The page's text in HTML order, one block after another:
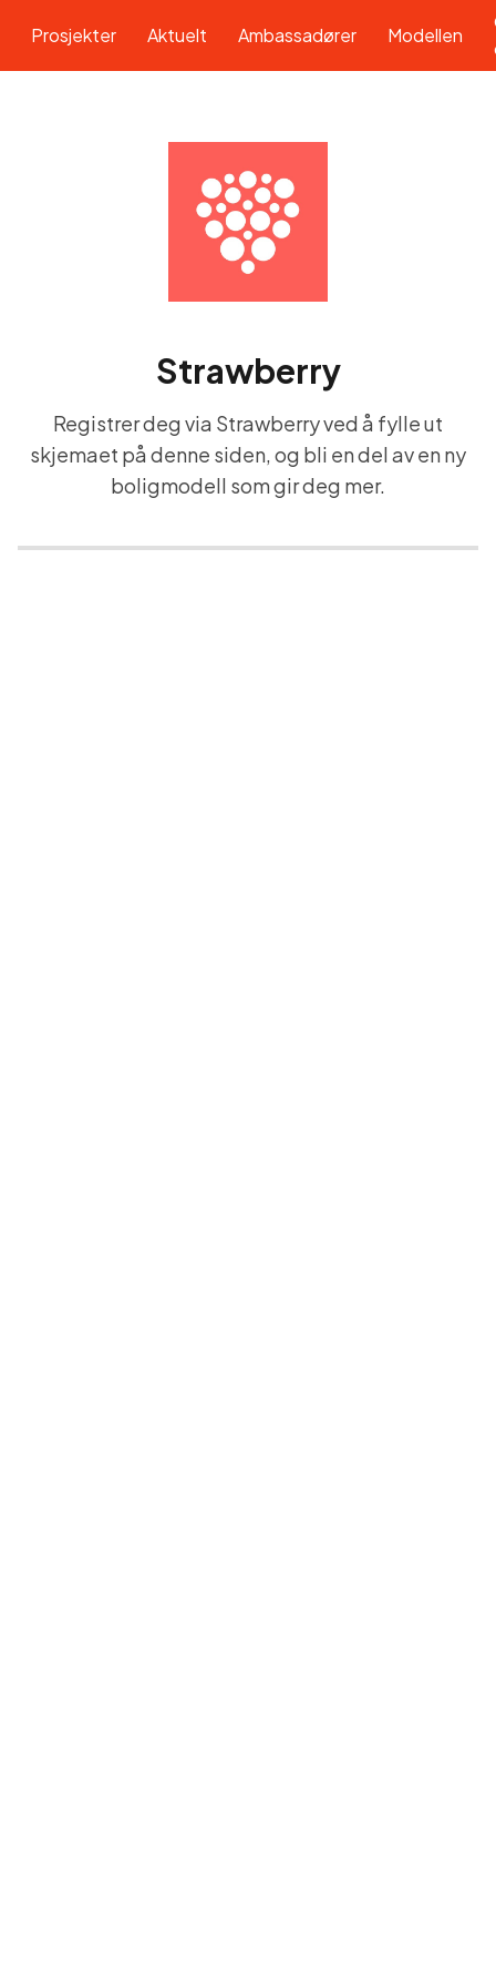
Prosjekter Aktuelt Ambassadører Modellen
Strawberry
Registrer deg via Strawberryved å fylle ut
skjemaet på denne siden, og bli en del av en ny
boligmodell som gir deg mer.